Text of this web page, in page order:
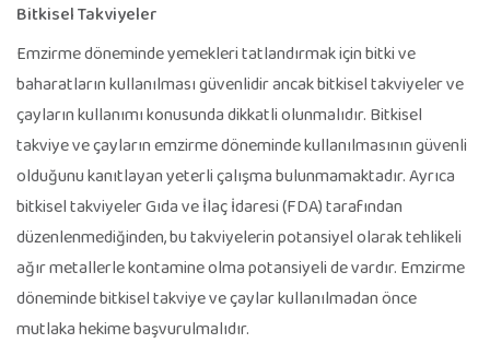
Bitkisel Takviyeler
Emzirme döneminde yemekleri tatlandırmak için bitki ve
baharatların kullanılması güvenlidir ancak bitkisel takviyeler ve
çayların kullanımı konusunda dikkatli olunmalıdır. Bitkisel
takviye ve çayların emzirme döneminde kullanılmasının güvenli
olduğunu kanıtlayan yeterli çalışma bulunmamaktadır. Ayrıca
bitkisel takviyeler Gıda ve İlaç İdaresi (FDA) tarafından
düzenlenmediğinden, bu takviyelerin potansiyel olarak tehlikeli
ağır metallerle kontamine olma potansiyeli de vardır. Emzirme
döneminde bitkisel takviye ve çaylar kullanılmadan önce
mutlaka hekime başvurulmalıdır.